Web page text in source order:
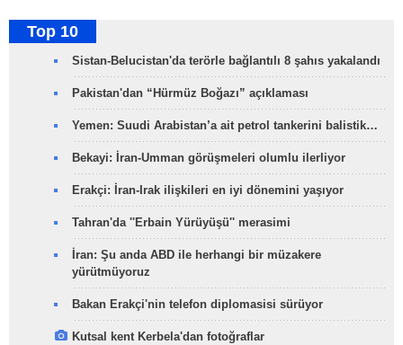
Top 10
Sistan-Belucistan'da terörle bağlantılı 8 şahıs yakalandı
Pakistan'dan “Hürmüz Boğazı” açıklaması
Yemen: Suudi Arabistan’a ait petrol tankerini balistik…
Bekayi: İran-Umman görüşmeleri olumlu ilerliyor
Erakçi: İran-Irak ilişkileri en iyi dönemini yaşıyor
Tahran'da ''Erbain Yürüyüşü'' merasimi
İran: Şu anda ABD ile herhangi bir müzakere
yürütmüyoruz
Bakan Erakçi'nin telefon diplomasisi sürüyor
Kutsal kent Kerbela'dan fotoğraflar